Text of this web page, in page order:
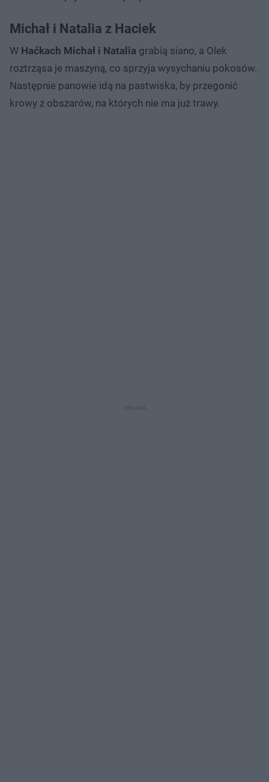
Michał i Natalia z Haciek
W Haćkach Michał i Natalia grabią siano, a Olek
roztrząsa je maszyną, co sprzyja wysychaniu pokosów.
Następnie panowie idą na pastwiska, by przegonić
krowy z obszarów, na których nie ma już trawy.